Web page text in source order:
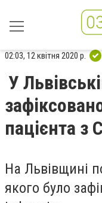
02:03, 12 квітня 2020 р.
У
пацієнта з
На Львівщині
якого було